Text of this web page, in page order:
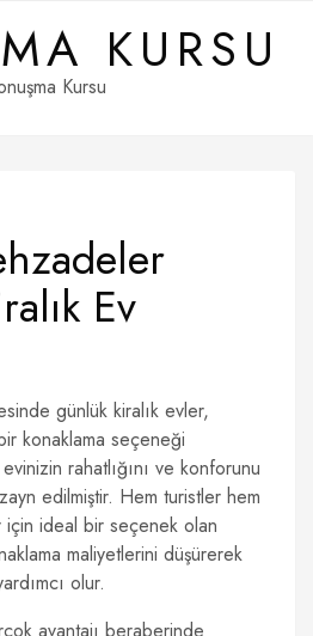
KURSU
Kursu
Ev
günlük kiralık evler,
konaklama seçeneği
rahatlığını ve konforunu
edilmiştir. Hem turistler hem
için ideal bir seçenek olan
maliyetlerini düşürerek
olur.